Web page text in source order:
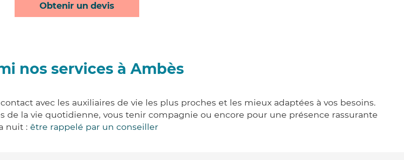
Obtenir un devis
nos services à Ambès
avec les auxiliaires de vie les plus proches et les mieux adaptées à vos besoins.
de la vie quotidienne, vous tenir compagnie ou encore pour une présence rassurante
nuit : être rappelé par un conseiller